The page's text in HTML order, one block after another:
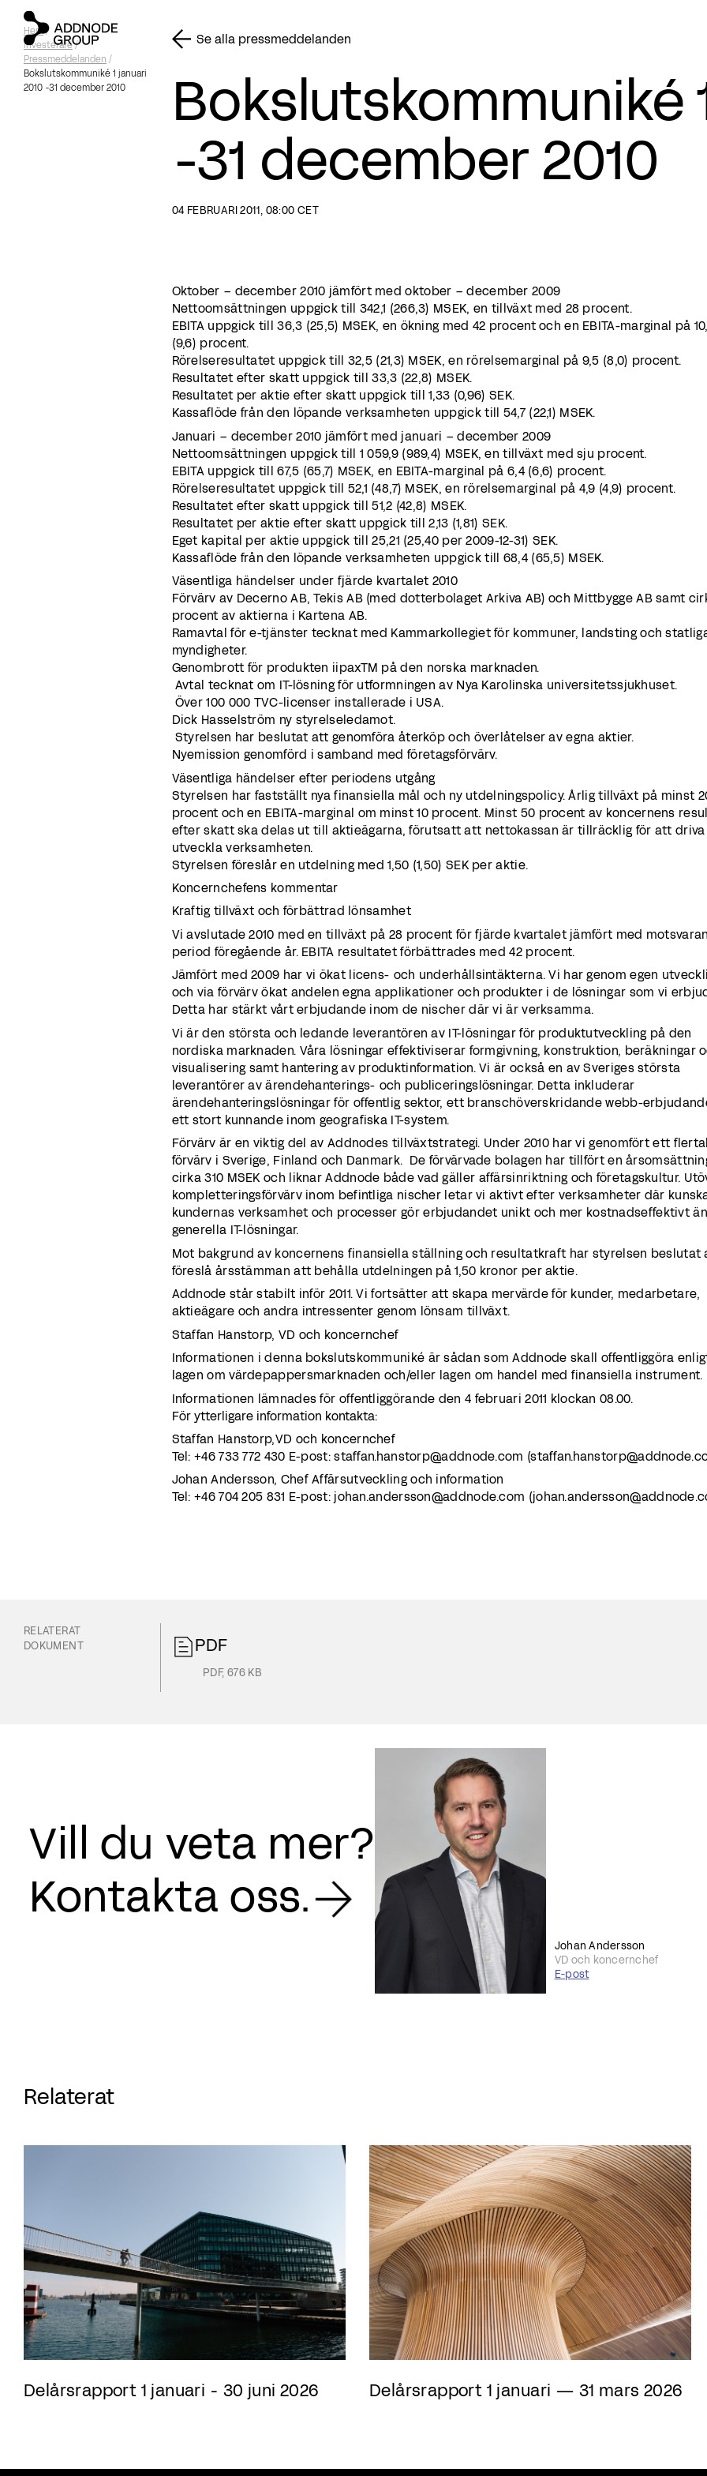
Hem/
Investerare/
Pressmeddelanden /
Bokslutskommuniké 1 januari
2010 -31 december 2010
Se alla pressmeddelanden
Bokslutskommuniké
-31 december 2010
04 FEBRUARI 2011, 08:00 CET
Oktober – december 2010 jämfört med oktober – december 2009
Nettoomsättningen uppgick till 342,1 (266,3) MSEK, en tillväxt med 28 procent.
EBITA uppgick till 36,3 (25,5) MSEK, en ökning med 42 procent och en EBITA-marginal på
(9,6) procent.
Rörelseresultatet uppgick till 32,5 (21,3) MSEK, en rörelsemarginal på 9,5 (8,0) procent.
Resultatet efter skatt uppgick till 33,3 (22,8) MSEK.
Resultatet per aktie efter skatt uppgick till 1,33 (0,96) SEK.
Kassaflöde från den löpande verksamheten uppgick till 54,7 (22,1) MSEK.
Januari – december 2010 jämfört med januari – december 2009
Nettoomsättningen uppgick till 1 059,9 (989,4) MSEK, en tillväxt med sju procent.
EBITA uppgick till 67,5 (65,7) MSEK, en EBITA-marginal på 6,4 (6,6) procent.
Rörelseresultatet uppgick till 52,1 (48,7) MSEK, en rörelsemarginal på 4,9 (4,9) procent.
Resultatet efter skatt uppgick till 51,2 (42,8) MSEK.
Resultatet per aktie efter skatt uppgick till 2,13 (1,81) SEK.
Eget kapital per aktie uppgick till 25,21 (25,40 per 2009-12-31) SEK.
Kassaflöde från den löpande verksamheten uppgick till 68,4 (65,5) MSEK.
Väsentliga händelser under fjärde kvartalet 2010
Förvärv av Decerno AB, Tekis AB (med dotterbolaget Arkiva AB) och Mittbygge AB samt
procent av aktierna i Kartena AB.
Ramavtal för e-tjänster tecknat med Kammarkollegiet för kommuner, landsting och
myndigheter.
Genombrott för produkten iipaxTM på den norska marknaden.
Avtal tecknat om IT-lösning för utformningen av Nya Karolinska universitetssjukhuset.
Över 100 000 TVC-licenser installerade i USA.
Dick Hasselström ny styrelseledamot.
Styrelsen har beslutat att genomföra återköp och överlåtelser av egna aktier.
Nyemission genomförd i samband med företagsförvärv.
Väsentliga händelser efter periodens utgång
Styrelsen har fastställt nya finansiella mål och ny utdelningspolicy. Årlig tillväxt på minst
procent och en EBITA-marginal om minst 10 procent. Minst 50 procent av koncernens
efter skatt ska delas ut till aktieägarna, förutsatt att nettokassan är tillräcklig för att driva
utveckla verksamheten.
Styrelsen föreslår en utdelning med 1,50 (1,50) SEK per aktie.
Koncernchefens kommentar
Kraftig tillväxt och förbättrad lönsamhet
Vi avslutade 2010 med en tillväxt på 28 procent för fjärde kvartalet jämfört med
period föregående år. EBITA resultatet förbättrades med 42 procent.
Jämfört med 2009 har vi ökat licens- och underhållsintäkterna. Vi har genom egen
och via förvärv ökat andelen egna applikationer och produkter i de lösningar som vi
Detta har stärkt vårt erbjudande inom de nischer där vi är verksamma.
Vi är den största och ledande leverantören av IT-lösningar för produktutveckling på den
nordiska marknaden. Våra lösningar effektiviserar formgivning, konstruktion, beräkningar
visualisering samt hantering av produktinformation. Vi är också en av Sveriges största
leverantörer av ärendehanterings- och publiceringslösningar. Detta inkluderar
ärendehanteringslösningar för offentlig sektor, ett branschöverskridande webb-
ett stort kunnande inom geografiska IT-system.
Förvärv är en viktig del av Addnodes tillväxtstrategi. Under 2010 har vi genomfört ett flertal
förvärv i Sverige, Finland och Danmark. De förvärvade bolagen har tillfört en
cirka 310 MSEK och liknar Addnode både vad gäller affärsinriktning och företagskultur.
kompletteringsförvärv inom befintliga nischer letar vi aktivt efter verksamheter där
kundernas verksamhet och processer gör erbjudandet unikt och mer kostnadseffektivt än
generella IT-lösningar.
Mot bakgrund av koncernens finansiella ställning och resultatkraft har styrelsen beslutat
föreslå årsstämman att behålla utdelningen på 1,50 kronor per aktie.
Addnode står stabilt inför 2011. Vi fortsätter att skapa mervärde för kunder, medarbetare,
aktieägare och andra intressenter genom lönsam tillväxt.
Staffan Hanstorp, VD och koncernchef
Informationen i denna bokslutskommuniké är sådan som Addnode skall offentliggöra
lagen om värdepappersmarknaden och/eller lagen om handel med finansiella instrument.
Informationen lämnades för offentliggörande den 4 februari 2011 klockan 08.00.
För ytterligare information kontakta:
Staffan Hanstorp,VD och koncernchef
Tel: +46 733 772 430 E-post: staffan.hanstorp@addnode.com
Johan Andersson, Chef Affärsutveckling och information
Tel: +46 704 205 831 E-post: johan.andersson@addnode.com
RELATERAT
DOKUMENT
PDF
PDF, 676 KB
Vill du veta mer?
Kontakta oss.
Johan Andersson
VD och koncernchef
E-post
Relaterat
Delårsrapport 1 januari - 30 juni 2026 Delårsrapport 1 januari — 31 mars 2026